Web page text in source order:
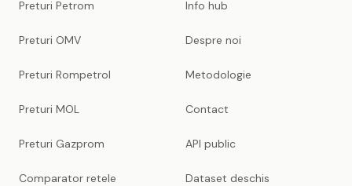
Preturi Petrom
Preturi OMV
Preturi Rompetrol
Preturi MOL
Preturi Gazprom
Comparator retele
Info hub
Despre noi
Metodologie
Contact
API public
Dataset deschis